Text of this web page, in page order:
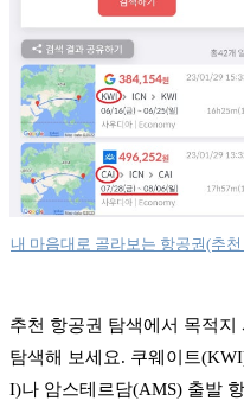
내 마음대로 골라보는 항공권(추
추천 항공권 탐색에서 목적
탐색해 보세요. 쿠웨이트
I)나 암스테르담(AMS) 출발